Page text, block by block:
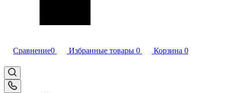
Сравнение0 Избранные товары 0 Корзина 0